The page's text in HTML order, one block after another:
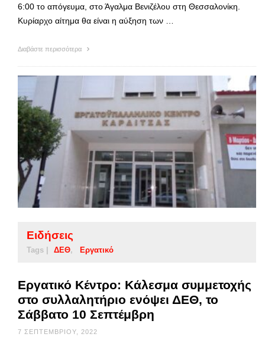
6:00 το απόγευμα, στο Άγαλμα Βενιζέλου στη Θεσσαλονίκη.
Κυρίαρχο αίτημα θα είναι η αύξηση των …
Διαβάστε περισσότερα
Ειδήσεις
Tags | ΔΕΘ Εργατικό
Εργατικό Κέντρο: Κάλεσμα συμμετοχής
στο συλλαλητήριο ενόψει ΔΕΘ, το
Σάββατο 10 Σεπτέμβρη
7 ΣΕΠΤΕΜΒΡΊΟΥ, 2022